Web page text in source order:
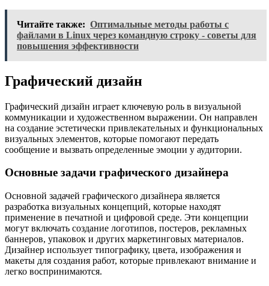
Читайте также: Оптимальные методы работы с
файлами в Linux через командную строку - советы для
повышения эффективности
Графический дизайн
Графический дизайн играет ключевую роль в визуальной
коммуникации и художественном выражении. Он направлен
на создание эстетически привлекательных и функциональных
визуальных элементов, которые помогают передать
сообщение и вызвать определенные эмоции у аудитории.
Основные задачи графического дизайнера
Основной задачей графического дизайнера является
разработка визуальных концепций, которые находят
применение в печатной и цифровой среде. Эти концепции
могут включать создание логотипов, постеров, рекламных
баннеров, упаковок и других маркетинговых материалов.
Дизайнер использует типографику, цвета, изображения и
макеты для создания работ, которые привлекают внимание и
легко воспринимаются.